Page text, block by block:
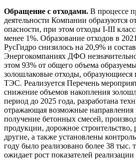
Обращение с отходами. В процессе
деятельности Компании образуются
опасности, при этом отходы I-III
менее 1%. Образование отходов в
РусГидро снизилось на 20,9% и
Энергокомпаниях ДФО
этом 93% от общего объема
золошлаковые отходы, образующиеся
ТЭС. Реализуется Перечень
снижение объемов накопления
период до 2025 года, разработана
отражающая возможные направления
получение бетонных смесей,
продукции, дорожное строительство,
другие, а также установлены
году было реализовано более 38 тыс.
ожидает рост показателей